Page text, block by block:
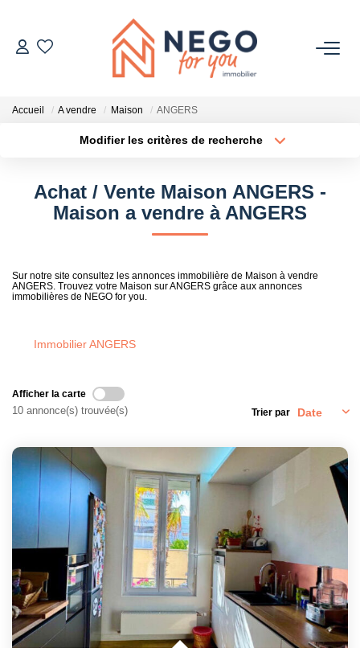
ACHETER
À PROPOS
Accueil A vendre Maison ANGERS
Modifier les critères de recherche
Sélectionnez...
Type de bien
Surface min
Créer une alerte
Achat / Vente Maison ANGERS -
Maison a vendre à ANGERS
Sur notre site consultez les annonces immobilière de Maison à vendre
ANGERS. Trouvez votre Maison sur ANGERS grâce aux annonces
immobilières de NEGO for you.
Immobilier ANGERS
Afficher la carte
10 annonce(s) trouvée(s) Trier par